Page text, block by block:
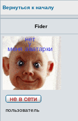
Вернуться к началу
Fider
пользователь